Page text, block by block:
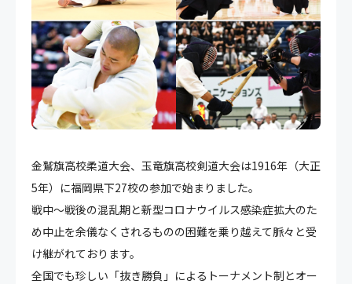
金鷲旗高校柔道大会、玉竜旗高校剣道大会は1916年（大正
5年）に福岡県下27校の参加で始まりました。
戦中～戦後の混乱期と新型コロナ​ウイルス感染症拡大のた
め中止を余儀なくされるものの困難を乗り越えて脈々と受
け継がれております。​
全国でも珍しい「抜き勝負」によるトーナメント制とオー